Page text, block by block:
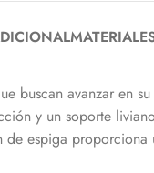
avanzar en
y un soporte
espiga